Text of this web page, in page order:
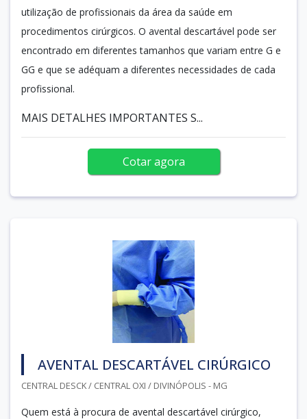
utilização de profissionais da área da saúde em
procedimentos cirúrgicos. O avental descartável pode ser
encontrado em diferentes tamanhos que variam entre G e
GG e que se adéquam a diferentes necessidades de cada
profissional.
MAIS DETALHES IMPORTANTES S...
Cotar agora
AVENTAL DESCARTÁVEL CIRÚRGICO
CENTRAL DESCK / CENTRAL OXI / DIVINÓPOLIS - MG
Quem está à procura de avental descartável cirúrgico,